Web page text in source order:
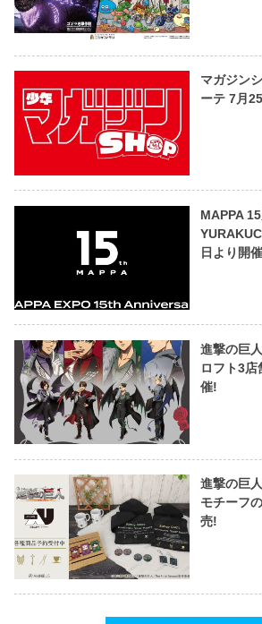
マガジン
ーテ 7月
MAPPA
日より開
進撃の巨
ロフト3店
催!
進撃の巨
モチーフ
売!